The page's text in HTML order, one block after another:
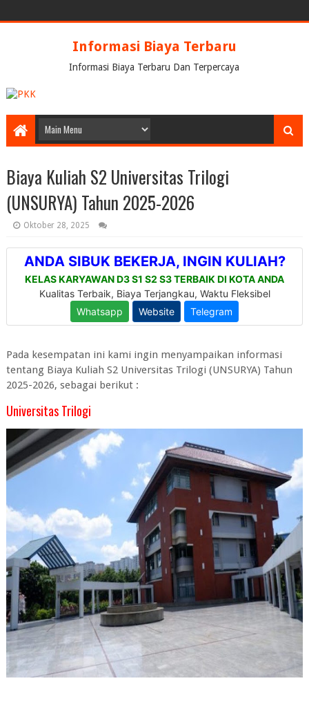
Informasi Biaya Terbaru
Informasi Biaya Terbaru Dan Terpercaya
Biaya Kuliah S2 Universitas Trilogi
(UNSURYA) Tahun 2025-2026
Oktober 28, 2025
Pada kesempatan ini kami ingin menyampaikan informasi
tentang Biaya Kuliah S2 Universitas Trilogi (UNSURYA) Tahun
2025-2026, sebagai berikut :
Universitas Trilogi